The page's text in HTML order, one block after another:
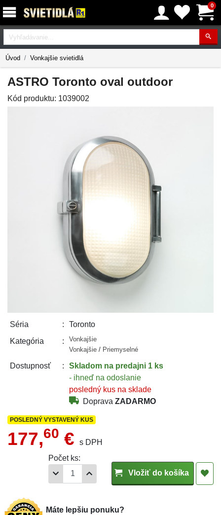
0
Vyhľadávanie
Úvod Vonkajšie svietidlá
ASTRO Toronto oval outdoor
Kód produktu: 1039002
Séria Toronto
Kategória
Vonkajšie
Vonkajšie / Priemyselné
Dostupnosť Skladomna predajni 1 ks
- ihneď na odoslanie
posledný kus na sklade
Doprava ZADARMO
POSLEDNÝ VYSTAVENÝ KUS
177,60 €
s DPH
Počet ks:
Vložiť do košíka
Máte lepšiu ponuku?